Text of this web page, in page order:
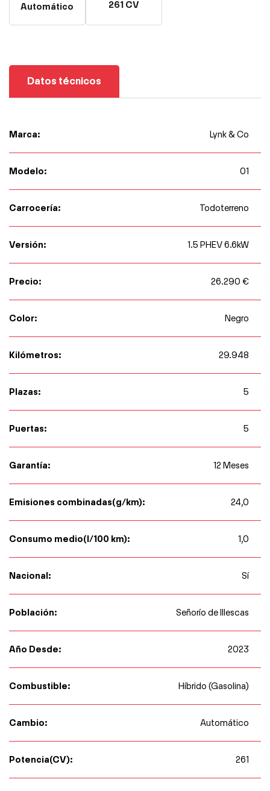
Automático 261 CV
Datos técnicos
Marca: Lynk & Co
Modelo: 01
Carrocería: Todoterreno
Versión: 1.5 PHEV 6.6kW
Precio: 26.290 €
Color: Negro
Kilómetros: 29.948
Plazas: 5
Puertas: 5
Garantía: 12 Meses
Emisiones combinadas(g/km): 24,0
Consumo medio(l/100 km): 1,0
Nacional: Sí
Población: Señorío de Illescas
Año Desde: 2023
Combustible: Híbrido (Gasolina)
Cambio: Automático
Potencia(CV): 261